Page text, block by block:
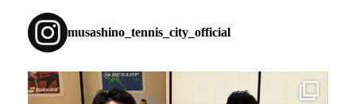
musashino_tennis_city_official